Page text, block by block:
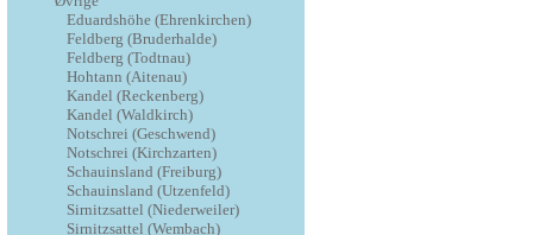
Eduardshöhe (Ehrenkirchen)
Feldberg (Bruderhalde)
Feldberg (Todtnau)
Hohtann (Aitenau)
Kandel (Reckenberg)
Kandel (Waldkirch)
Notschrei (Geschwend)
Notschrei (Kirchzarten)
Schauinsland (Freiburg)
Schauinsland (Utzenfeld)
Sirnitzsattel (Niederweiler)
Sirnitzsattel (Wembach)